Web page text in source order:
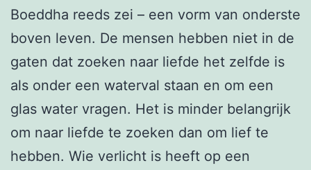
Boeddha reeds zei – een vorm van onderste
boven leven. De mensen hebben niet in de
gaten dat zoeken naar liefde het zelfde is
als onder een waterval staan en om een
glas water vragen. Het is minder belangrijk
om naar liefde te zoeken dan om lief te
hebben. Wie verlicht is heeft op een